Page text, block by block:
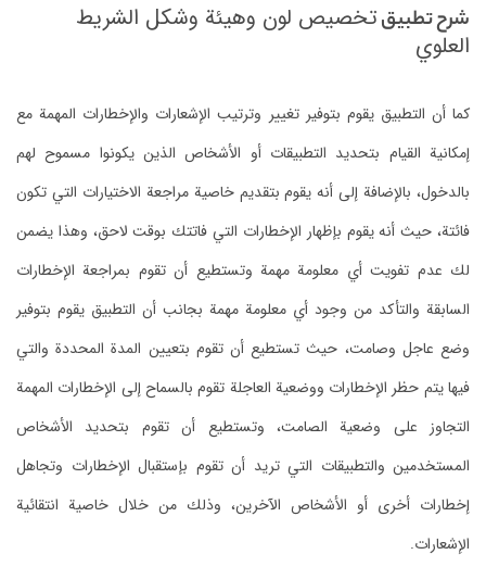
شرح تطبيقتخصيص لون وهيئة وشكل الشريط
العلوي
كما أن التطبيق يقوم بتوفير تغيير وترتيب الإشعارات والإخطارات المهمة مع
إمكانية القيام بتحديد التطبيقات أو الأشخاص الذين يكونوا مسموح لهم
بالدخول، بالإضافة إلى أنه يقوم بتقديم خاصية مراجعة الاختيارات التي تكون
فائتة، حيث أنه يقوم بإظهار الإخطارات التي فاتتك بوقت لاحق، وهذا يضمن
لك عدم تفويت أي معلومة مهمة وتستطيع أن تقوم بمراجعة الإخطارات
السابقة والتأكد من وجود أي معلومة مهمة بجانب أن التطبيق يقوم بتوفير
وضع عاجل وصامت، حيث تستطيع أن تقوم بتعيين المدة المحددة والتي
فيها يتم حظر الإخطارات ووضعية العاجلة تقوم بالسماح إلى الإخطارات المهمة
التجاوز على وضعية الصامت، وتستطيع أن تقوم بتحديد الأشخاص
المستخدمين والتطبيقات التي تريد أن تقوم بإستقبال الإخطارات وتجاهل
إخطارات أخرى أو الأشخاص الآخرين، وذلك من خلال خاصية انتقائية
الإشعارات.